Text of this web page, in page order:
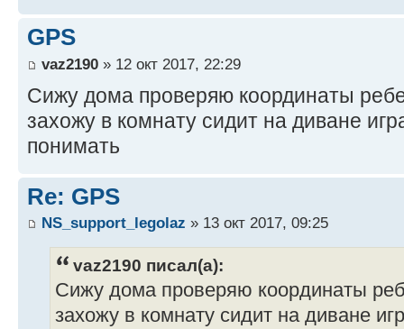
GPS
vaz2190 » 12 окт 2017, 22:29
Сижу дома проверяю координаты
захожу в комнату сидит на диване
понимать
Re: GPS
NS_support_legolaz » 13 окт 2017, 09:25
vaz2190 писал(а):
Сижу дома проверяю координаты
захожу в комнату сидит на диване